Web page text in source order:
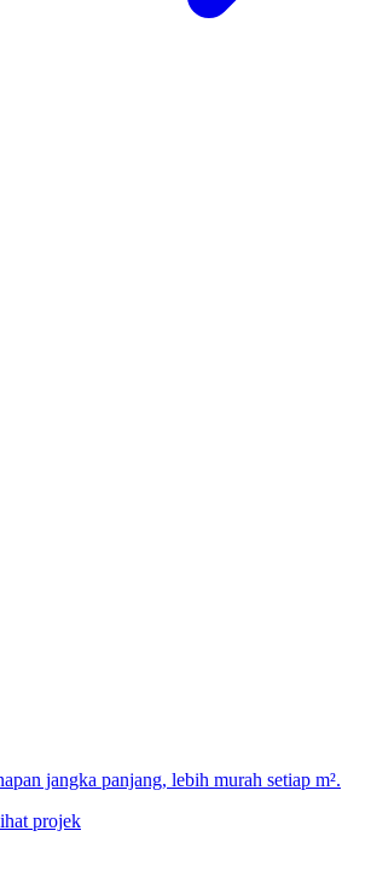
jangka panjang, lebih murah setiap m².
projek